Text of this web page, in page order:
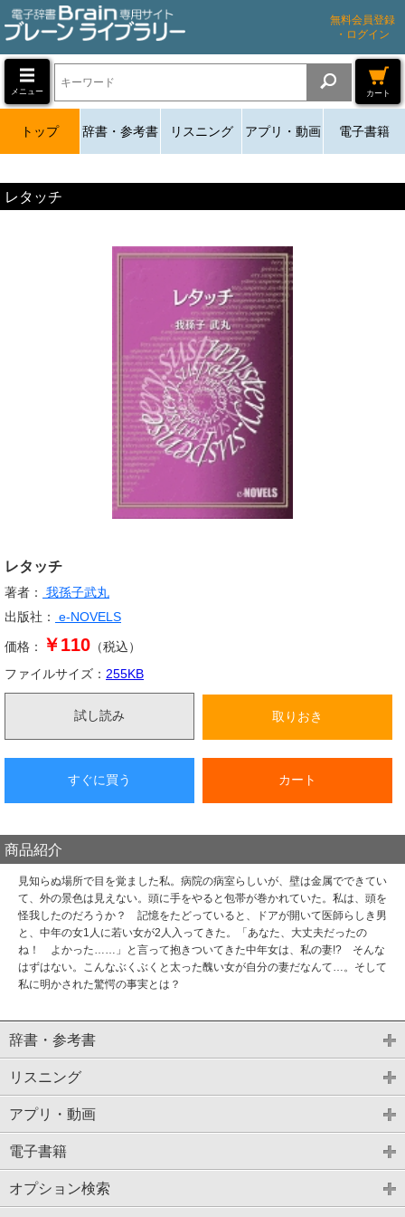
無料会員登録
・ログイン
メニュー カート
トップ 辞書・参考書 リスニング アプリ・動画 電子書籍
レタッチ
レタッチ
著者：
我孫子武丸
出版社：
e-NOVELS
価格： ￥110 （税込）
ファイルサイズ： 255KB
試し読み 取りおき
すぐに買う カート
商品紹介
見知らぬ場所で目を覚ました私。病院の病室らしいが、壁は金属でできてい
て、外の景色は見えない。頭に手をやると包帯が巻かれていた。私は、頭を
怪我したのだろうか？ 記憶をたどっていると、ドアが開いて医師らしき男
と、中年の女1人に若い女が2人入ってきた。「あなた、大丈夫だったの
ね！ よかった……」と言って抱きついてきた中年女は、私の妻!? そんな
はずはない。こんなぶくぶくと太った醜い女が自分の妻だなんて…。そして
私に明かされた驚愕の事実とは？
辞書・参考書
リスニング
アプリ・動画
電子書籍
オプション検索